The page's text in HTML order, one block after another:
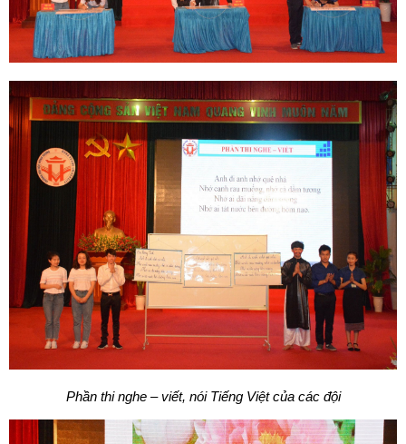
Phần thi nghe – viết, nói Tiếng Việt của các đội